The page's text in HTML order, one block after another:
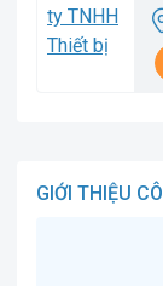
GIỚI THIỆU